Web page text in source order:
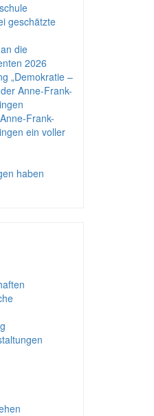
geschätzte
die
2026
„Demokratie –
Anne-Frank-
Frank-
ein voller
haben